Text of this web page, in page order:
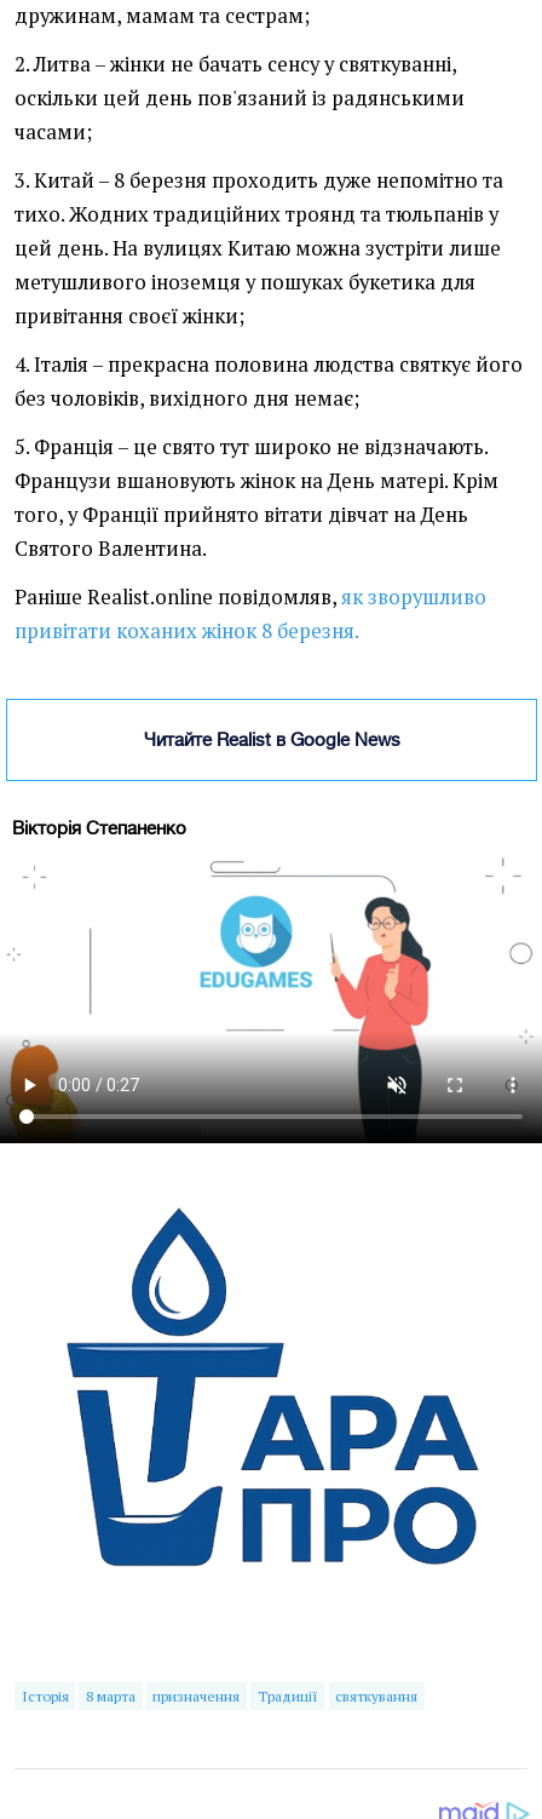
дружинам, мамам та сестрам;
2. Литва – жінки не бачать сенсу у святкуванні,
оскільки цей день пов'язаний із радянськими
часами;
3. Китай – 8 березня проходить дуже непомітно та
тихо. Жодних традиційних троянд та тюльпанів у
цей день. На вулицях Китаю можна зустріти лише
метушливого іноземця у пошуках букетика для
привітання своєї жінки;
4. Італія – прекрасна половина людства святкує його
без чоловіків, вихідного дня немає;
5. Франція – це свято тут широко не відзначають.
Французи вшановують жінок на День матері. Крім
того, у Франції прийнято вітати дівчат на День
Святого Валентина.
Раніше Realist.online повідомляв,як зворушливо
привітати коханих жінок 8 березня.
Читайте Realist в Google News
Вікторія Степаненко
Історія 8 марта призначення Традиції святкування